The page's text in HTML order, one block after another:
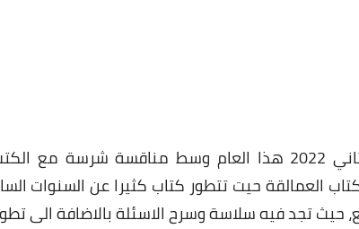
يدخل كتاب المعاصر ترم تاني 2022 هذا العام وسط
العمالقة حيت تتطور كتاب كثيرا عن السنوات
حيث تجد فيه سلاسة وسرح الاسئلة بالاضافة الى